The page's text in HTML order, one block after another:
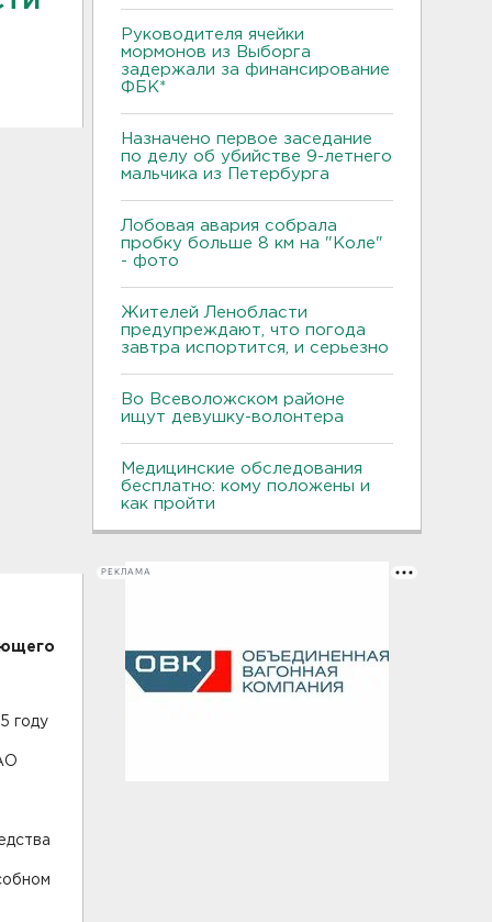
году
Руководителя ячейки
мормонов из Выборга
задержали за финансирование
ФБК*
Назначено первое заседание
по делу об убийстве 9-летнего
мальчика из Петербурга
Лобовая авария собрала
пробку больше 8 км на "Коле"
- фото
Жителей Ленобласти
предупреждают, что погода
завтра испортится, и серьезно
Во Всеволожском районе
ищут девушку-волонтера
Медицинские обследования
бесплатно: кому положены и
как пройти
РЕКЛАМА